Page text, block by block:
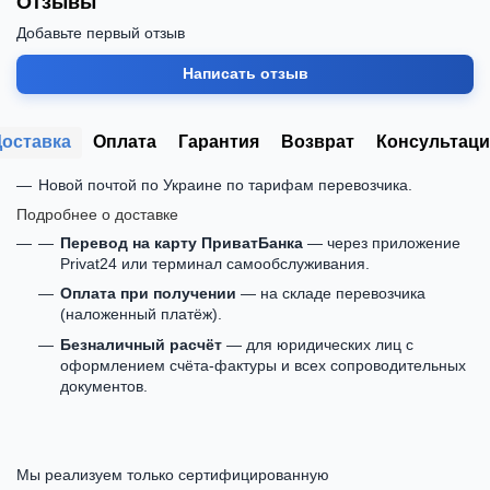
Добавьте первый отзыв
Написать отзыв
Оплата Гарантия Возврат
Новой почтой по Украине по тарифам перевозчика.
Подробнее о доставке
Перевод на карту ПриватБанка — через приложение
Privat24 или терминал самообслуживания.
Оплата при получении — на складе перевозчика
(наложенный платёж).
Безналичный расчёт — для юридических лиц с
оформлением счёта-фактуры и всех сопроводительных
документов.
Мы реализуем только сертифицированную